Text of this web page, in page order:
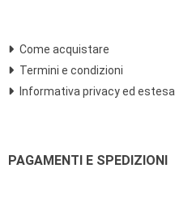
Come acquistare
Termini e condizioni
Informativa privacy ed estesa
PAGAMENTI E SPEDIZIONI